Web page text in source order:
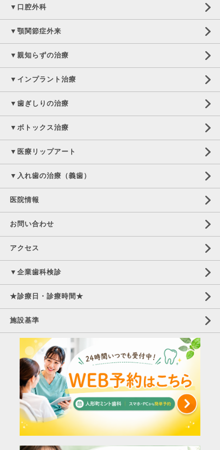
▼口腔外科
▼顎関節症外来
▼親知らずの治療
▼インプラント治療
▼歯ぎしりの治療
▼ボトックス治療
▼医療リップアート
▼入れ歯の治療（義歯）
医院情報
お問い合わせ
アクセス
▼企業歯科検診
★診療日・診療時間★
施設基準